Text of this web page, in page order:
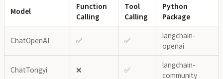
Model
Function
Calling
Tool
Calling
Python
Package
ChatOpenAI ✅ ✅
langchain-
openai
ChatTongyi ❌ ✅
langchain-
community